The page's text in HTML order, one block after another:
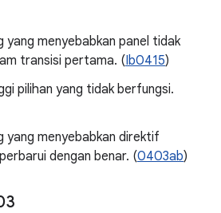
yang menyebabkan panel tidak
transisi pertama. (Ib0415)
pilihan yang tidak berfungsi.
yang menyebabkan direktif
dengan benar. (0403ab)